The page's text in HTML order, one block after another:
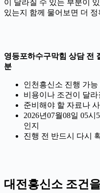
이 달라질 수 있는 부분이
있는지 함께 물어보면 더
영등포하수구막힘 상담 전
분
인천흥신소 진행 가
비용이나 조건이 달라
준비해야 할 자료나
2026년07월08일 05
인지
진행 전 반드시 다시
대전흥신소 조건